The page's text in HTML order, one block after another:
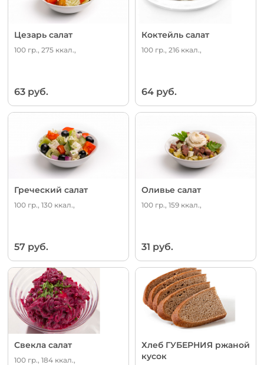
Цезарь салат
100 гр., 275 ккал.,
63 руб.
Коктейль салат
100 гр., 216 ккал.,
64 руб.
Греческий салат
100 гр., 130 ккал.,
57 руб.
Оливье салат
100 гр., 159 ккал.,
31 руб.
Свекла салат
100 гр., 184 ккал.,
Хлеб ГУБЕРНИЯ ржаной
кусок